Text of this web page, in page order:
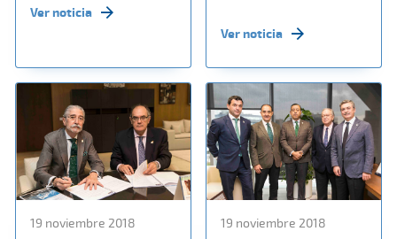
Ver noticia
Ver noticia
19 noviembre 2018 19 noviembre 2018